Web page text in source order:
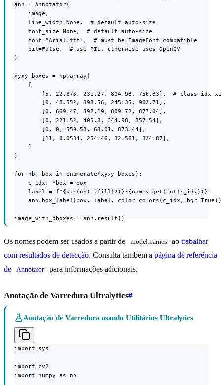
ann = Annotator(
    image,
    line_width=None,  # default auto-size
    font_size=None,  # default auto-size
    font="Arial.ttf",  # must be ImageFont compatible
    pil=False,  # use PIL, otherwise uses OpenCV
)
xyxy_boxes = np.array(
    [
[5, 22.878, 231.27, 804.98, 756.83],  # class-idx
        [0, 48.552, 398.56, 245.35, 902.71],
        [0, 669.47, 392.19, 809.72, 877.04],
        [0, 221.52, 405.8, 344.98, 857.54],
        [0, 0, 550.53, 63.01, 873.44],
        [11, 0.0584, 254.46, 32.561, 324.87],
    ]
)
for nb, box in enumerate(xyxy_boxes):
    c_idx, *box = box
    label = f"{str(nb).zfill(2)}:{names.get(int(c_idx))}"
    ann.box_label(box, label, color=colors(c_idx, bgr=True))
image_with_bboxes = ann.result()
Os nomes podem ser usados a partir de model.names ao trabalhar
com resultados de detecção. Consulta também a página de referência
de
Annotator para informações adicionais.
Anotação de Varredura Ultralytics#
Anotação de Varredura usando Utilitários Ultralytics
import sys
import cv2
import numpy as np